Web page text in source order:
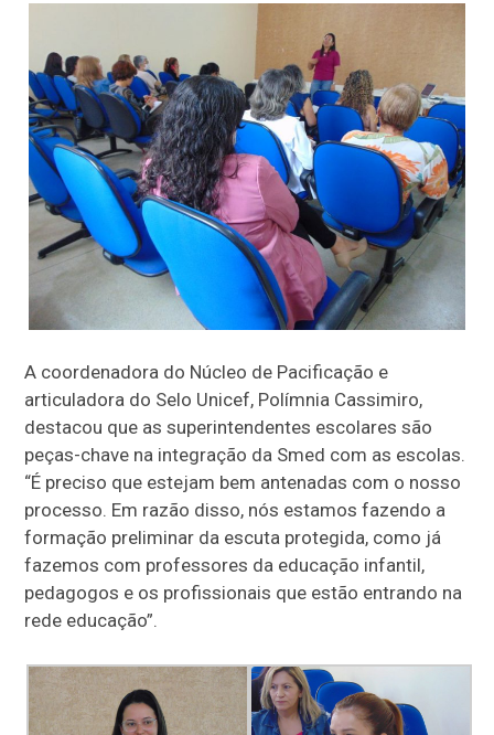
A coordenadora do Núcleo de Pacificação e
articuladora do Selo Unicef, Polímnia Cassimiro,
destacou que as superintendentes escolares são
peças-chave na integração da Smed com as escolas.
“É preciso que estejam bem antenadas com o nosso
processo. Em razão disso, nós estamos fazendo a
formação preliminar da escuta protegida, como já
fazemos com professores da educação infantil,
pedagogos e os profissionais que estão entrando na
rede educação”.